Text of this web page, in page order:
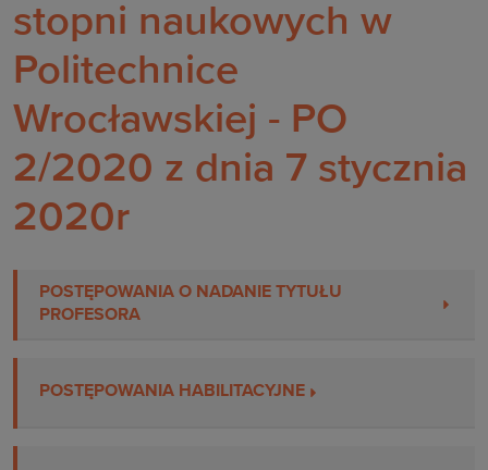
stopni naukowych w
Politechnice
Wrocławskiej - PO
2/2020 z dnia 7 stycznia
2020r
POSTĘPOWANIA O NADANIE TYTUŁU
PROFESORA
POSTĘPOWANIA HABILITACYJNE